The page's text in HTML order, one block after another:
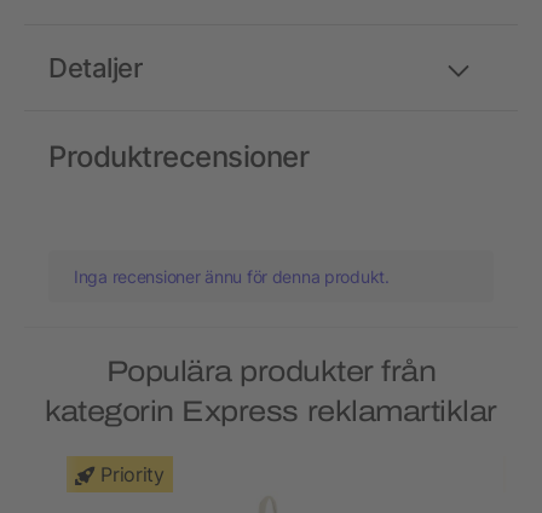
Detaljer
Produktrecensioner
Inga recensioner ännu för denna produkt.
Populära produkter från
kategorin Express reklamartiklar
Priority